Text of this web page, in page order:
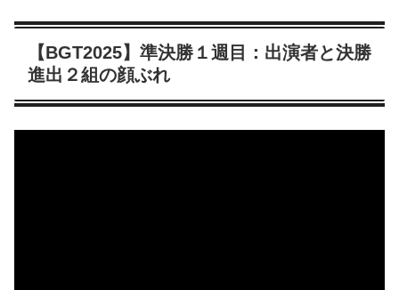
【BGT2025】準決勝１週目：出演者と決勝
進出２組の顔ぶれ